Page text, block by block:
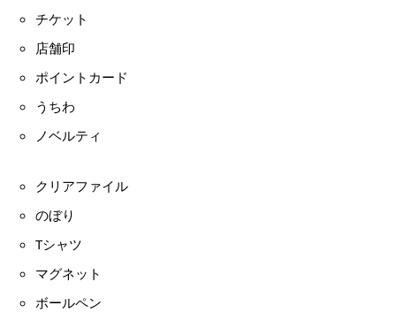
チケット
店舗印
ポイントカード
うちわ
ノベルティ
クリアファイル
のぼり
Tシャツ
マグネット
ボールペン